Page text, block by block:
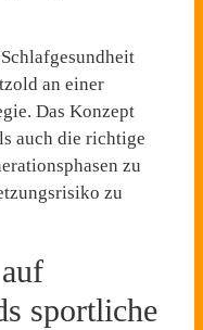
an einer
Das Konzept
auch die richtige
zu
zu
sportliche